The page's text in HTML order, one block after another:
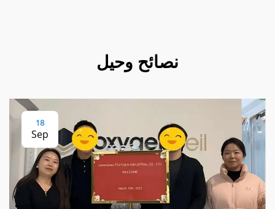
نصائح وحيل
18
Sep